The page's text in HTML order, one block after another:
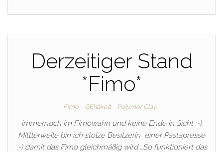
Derzeitiger Stand
*Fimo*
Fimo GEhäkelt Polymer Clay
immernoch im Fimowahn und keine Ende in Sicht ;-)
Mittlerweile bin ich stolze Besitzerin einer Pastapresse
;-) damit das Fimo gleichmäßig wird …So funktioniert das